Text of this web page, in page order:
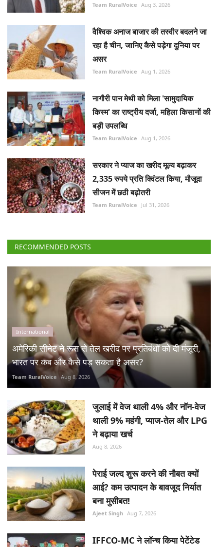
Team RuralVoice Aug 3, 2026
वैश्विक अनाज बाजार की तस्वीर बदलने जा
रहा है चीन, जानिए कैसे पड़ेगा दुनिया पर
असर
Team RuralVoice Aug 1, 2026
नागौरी पान मेथी को मिला 'सामुदायिक
किस्म' का राष्ट्रीय दर्जा, महिला किसानों की
बड़ी उपलब्धि
Team RuralVoice Aug 1, 2026
सरकार ने प्याज का खरीद मूल्य बढ़ाकर
2,335 रुपये प्रति क्विंटल किया, मौजूदा
सीजन में छठी बढ़ोतरी
Team RuralVoice Jul 31, 2026
RECOMMENDED POSTS
International
अमेरिकी सीनेट ने रूस से तेल खरीद पर प्रतिबंधों को दी मंजूरी,
भारत पर कब और कैसे पड़ सकता है असर?
Team RuralVoice Aug 8, 2026
जुलाई में वेज थाली 4% और नॉन-वेज
थाली 9% महंगी, प्याज-तेल और LPG
ने बढ़ाया खर्च
Aug 8, 2026
पेराई जल्द शुरू करने की नौबत क्यों
आई? कम उत्पादन के बावजूद निर्यात
बना मुसीबत!
Ajeet Singh Aug 7, 2026
IFFCO-MC ने लॉन्च किया पेटेंटेड